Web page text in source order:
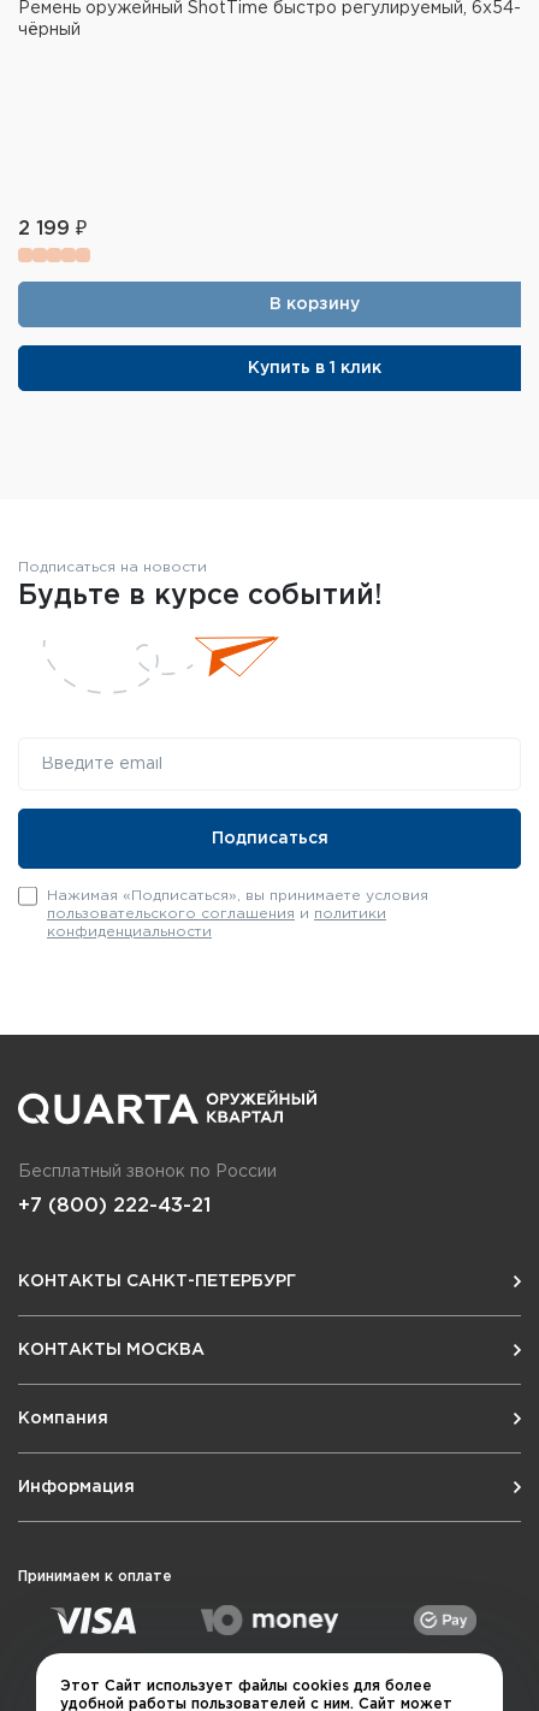
Ремень оружейный ShotTime быстро регулируемый, 6х54-
чёрный
2 199 ₽
В корзину
Купить в 1 клик
Подписаться на новости
Будьте в курсе событий!
Нажимая «Подписаться», вы принимаете условия
пользовательского соглашения и политики
конфиденциальности
Бесплатный звонок по России
+7 (800) 222-43-21
КОНТАКТЫ САНКТ-ПЕТЕРБУРГ
КОНТАКТЫ МОСКВА
Компания
Информация
Принимаем к оплате
Этот Сайт использует файлы cookies для более
удобной работы пользователей с ним. Сайт может